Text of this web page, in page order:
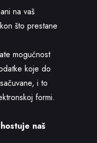
na vaš
što prestane
mogućnost
koje do
i to
formi.
naš